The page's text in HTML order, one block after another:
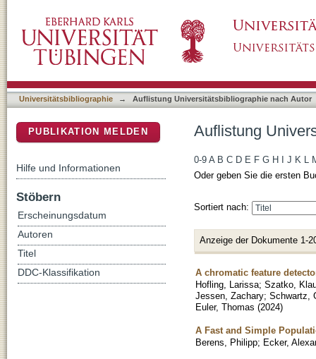
Universitätsbibliographie → Auflistung Universitätsbibliographie nach Autor
Auflistung
0-9 A B C D E F G H J K L
Oder geben Sie die ersten
Sortiert nach:
Anzeige der Dokumente 1-
A chromatic feature
Hofling, Larissa; Szatko,
Jessen, Zachary; Schwartz,
Euler, Thomas (2024)
A Fast and Simple
Berens, Philipp; Ecker,
PUBLIKATION MELDEN
Hilfe und Informationen
Stöbern
Erscheinungsdatum
Autoren
Titel
DDC-Klassifikation